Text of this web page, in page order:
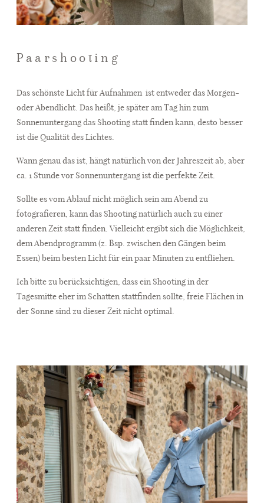
Paarshooting
Das schönste Licht für Aufnahmen ist entweder das Morgen-
oder Abendlicht. Das heißt, je später am Tag hin zum
Sonnenuntergang das Shooting statt finden kann, desto besser
ist die Qualität des Lichtes.
Wann genau das ist, hängt natürlich von der Jahreszeit ab, aber
ca. 1 Stunde vor Sonnenuntergang ist die perfekte Zeit.
Sollte es vom Ablauf nicht möglich sein am Abend zu
fotografieren, kann das Shooting natürlich auch zu einer
anderen Zeit statt finden. Vielleicht ergibt sich die Möglichkeit,
dem Abendprogramm (z. Bsp. zwischen den Gängen beim
Essen) beim besten Licht für ein paar Minuten zu entfliehen.
Ich bitte zu berücksichtigen, dass ein Shooting in der
Tagesmitte eher im Schatten stattfinden sollte, freie Flächen in
der Sonne sind zu dieser Zeit nicht optimal.